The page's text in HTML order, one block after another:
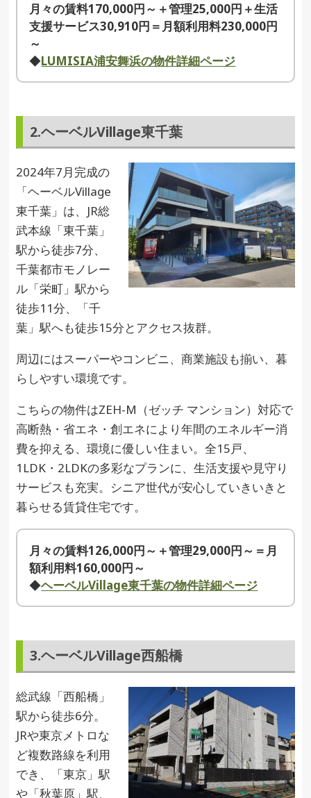
月々の賃料170,000円～＋管理25,000円＋生活
支援サービス30,910円＝月額利用料230,000円
～
◆LUMISIA浦安舞浜の物件詳細ページ
2.ヘーベルVillage東千葉
2024年7月完成の
「ヘーベルVillage
東千葉」は、JR総
武本線「東千葉」
駅から徒歩7分、
千葉都市モノレー
ル「栄町」駅から
徒歩11分、「千
葉」駅へも徒歩15分とアクセス抜群。
周辺にはスーパーやコンビニ、商業施設も揃い、暮
らしやすい環境です。
こちらの物件はZEH-M（ゼッチ マンション）対応で
高断熱・省エネ・創エネにより年間のエネルギー消
費を抑える、環境に優しい住まい。全15戸、
1LDK・2LDKの多彩なプランに、生活支援や見守り
サービスも充実。シニア世代が安心していきいきと
暮らせる賃貸住宅です。
月々の賃料126,000円～＋管理29,000円～＝月
額利用料160,000円～
◆ヘーベルVillage東千葉の物件詳細ページ
3.ヘーベルVillage西船橋
総武線「西船橋」
駅から徒歩6分。
JRや東京メトロな
ど複数路線を利用
でき、「東京」駅
や「秋葉原」駅、